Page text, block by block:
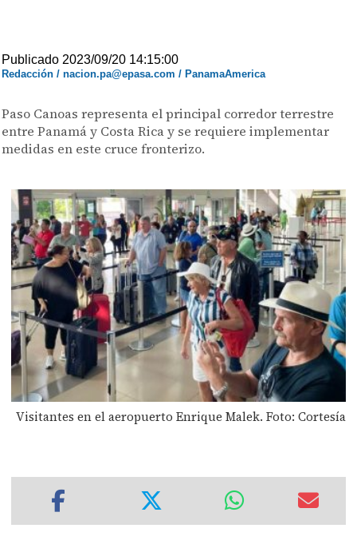
Publicado 2023/09/20 14:15:00
Redacción / nacion.pa@epasa.com / PanamaAmerica
Paso Canoas representa el principal corredor terrestre
entre Panamá y Costa Rica y se requiere implementar
medidas en este cruce fronterizo.
Visitantes en el aeropuerto Enrique Malek. Foto: Cortesía